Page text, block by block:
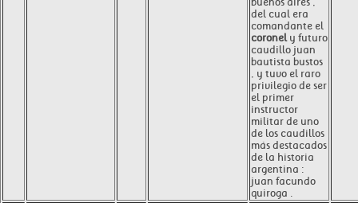
del cual era
comandante el
coronely futuro
caudillo juan
bautista bustos
, y tuvo el raro
privilegio de ser
el primer
instructor
militar de uno
de los caudillos
más destacados
de la historia
argentina :
juan facundo
quiroga .